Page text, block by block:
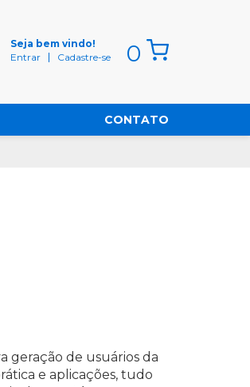
Seja bem vindo!
Entrar
Cadastre-se 0
CONTATO
geração de usuários da
e aplicações, tudo